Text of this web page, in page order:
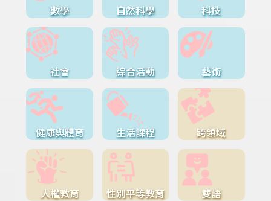
數學 自然科學 科技
社會 綜合活動 藝術
健康與體育 生活課程 跨領域
人權教育 性別平等教育 雙語